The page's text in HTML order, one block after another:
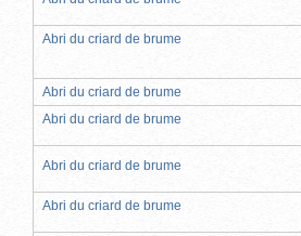
Abri du criard de brume
Abri du criard de brume
Abri du criard de brume
Abri du criard de brume
Abri du criard de brume